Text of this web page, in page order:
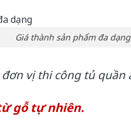
Giá thành sản phẩm đa dạng
vị thi công tủ quần
gỗ tự nhiên.